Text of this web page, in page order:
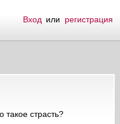
Вход или регистрация
такое страсть?